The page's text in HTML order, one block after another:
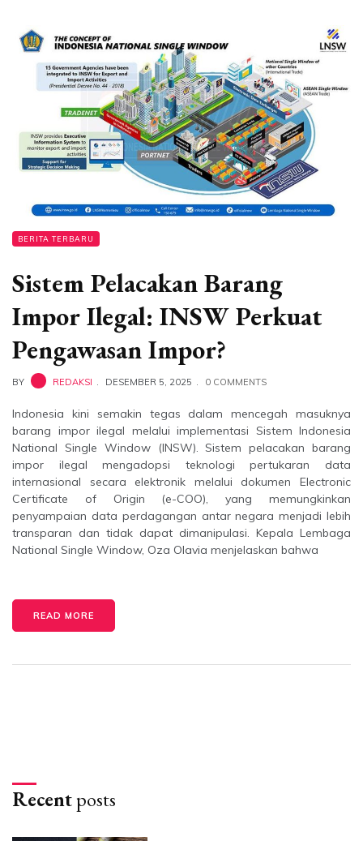
BERITA TERBARU
Sistem Pelacakan Barang
Impor Ilegal: INSW Perkuat
Pengawasan Impor?
BY REDAKSI DESEMBER 5, 2025 0 COMMENTS
Indonesia kini semakin tegas dalam mencegah masuknya
barang impor ilegal melalui implementasi Sistem Indonesia
National Single Window (INSW). Sistem pelacakan barang
impor ilegal mengadopsi teknologi pertukaran data
internasional secara elektronik melalui dokumen Electronic
Certificate of Origin (e-COO), yang memungkinkan
penyampaian data perdagangan antar negara menjadi lebih
transparan dan tidak dapat dimanipulasi. Kepala Lembaga
National Single Window, Oza Olavia menjelaskan bahwa
READ MORE
Recentposts